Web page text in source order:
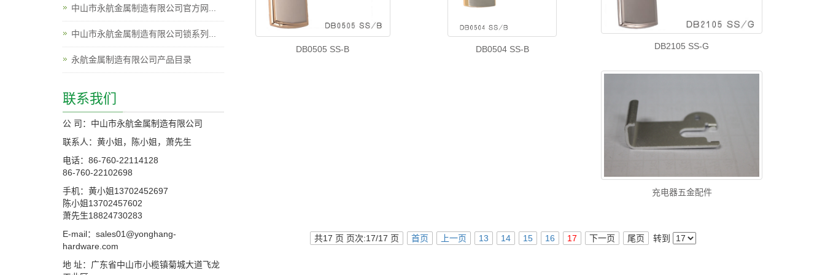
DB0505 SS-B DB0504 SS-B DB2105 SS-G
充电器五金配件
共17 页 页次:17/17 页 首页 上一页 13 14 15 16 17 下一页 尾页 转到
中山市永航金属制造有限公司官方网...
中山市永航金属制造有限公司锁系列...
永航金属制造有限公司产品目录
联系我们
公 司：中山市永航金属制造有限公司
联系人：黄小姐，陈小姐，萧先生
电话：86-760-22114128
86-760-22102698
手机：黄小姐13702452697
陈小姐13702457602
萧先生18824730283
E-mail：sales01@yonghang-
hardware.com
地 址：广东省中山市小榄镇菊城大道飞龙